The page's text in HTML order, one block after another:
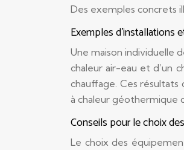
Des exemples concrets
Exemples d’installations
Une maison individuelle
chaleur air-eau et d’un
chauffage. Ces
à chaleur géothermique
Conseils pour le choix
Le choix des